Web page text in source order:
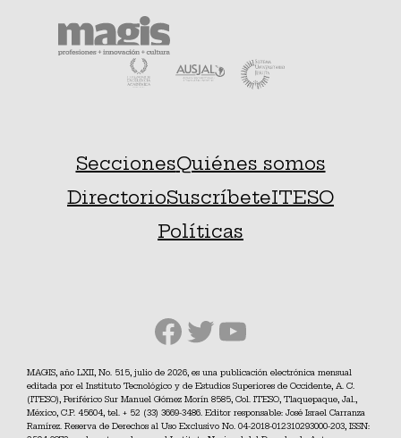
SeccionesQuiénes somos
DirectorioSuscríbeteITESO
Políticas
Facebook
Twitter
YouTube
MAGIS, año LXII, No. 515, julio de 2026, es una publicación electrónica mensual
editada por el Instituto Tecnológico y de Estudios Superiores de Occidente, A. C.
(ITESO), Periférico Sur Manuel Gómez Morín 8585, Col. ITESO, Tlaquepaque, Jal.,
México, C.P. 45604, tel. + 52 (33) 3669-3486. Editor responsable: José Israel Carranza
Ramírez. Reserva de Derechos al Uso Exclusivo No. 04-2018-012310293000-203, ISSN: